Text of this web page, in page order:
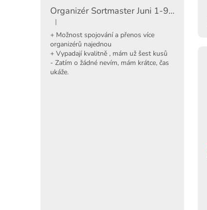
Organizér Sortmaster Juni 1-97-483
Hodnocení produktu je 5 z 5 hvězdiček.
|
+ Možnost spojování a přenos více
organizérů najednou
+ Vypadají kvalitně , mám už šest kusů
- Zatím o žádné nevím, mám krátce, čas
ukáže.